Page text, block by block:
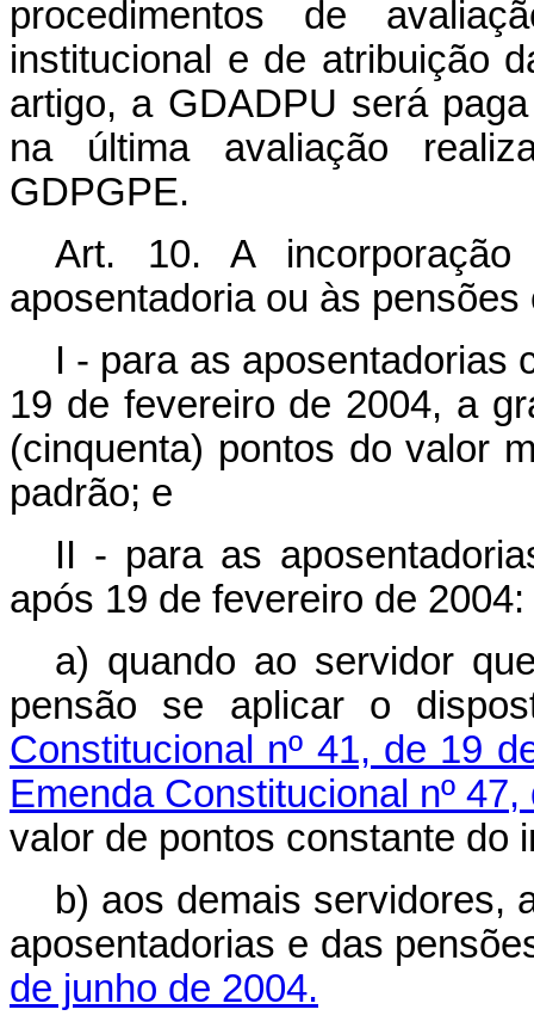
procedimentos de
institucional e de atribuição
artigo, a GDADPU será
na última avaliação
GDPGPE.
Art. 10. A
aposentadoria ou às
I - para as aposentadorias
19 de fevereiro de 2004, a
(cinquenta) pontos do valor
padrão; e
II - para as
após 19 de fevereiro de 2004:
a) quando ao servidor
pensão se aplicar o
Constitucional nº 41, de 19
Emenda Constitucional nº
valor de pontos constante do
b) aos demais servidores,
aposentadorias e das
de junho de 2004.